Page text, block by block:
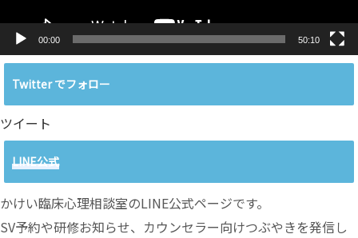
00:00 50:10
Twitter でフォロー
ツイート
LINE公式
かけい臨床心理相談室のLINE公式ページです。
SV予約や研修お知らせ、カウンセラー向けつぶやきを発信し